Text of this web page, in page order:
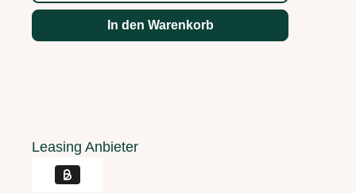
In den Warenkorb
Leasing Anbieter